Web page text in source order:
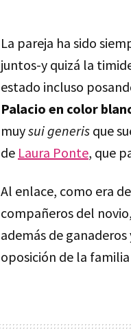
La pareja ha sido
juntos-y quizá la
estado incluso
Palacio en color
muysui generis que
de Laura Ponte, que
Al enlace, como era
compañeros del
además de
oposición de la